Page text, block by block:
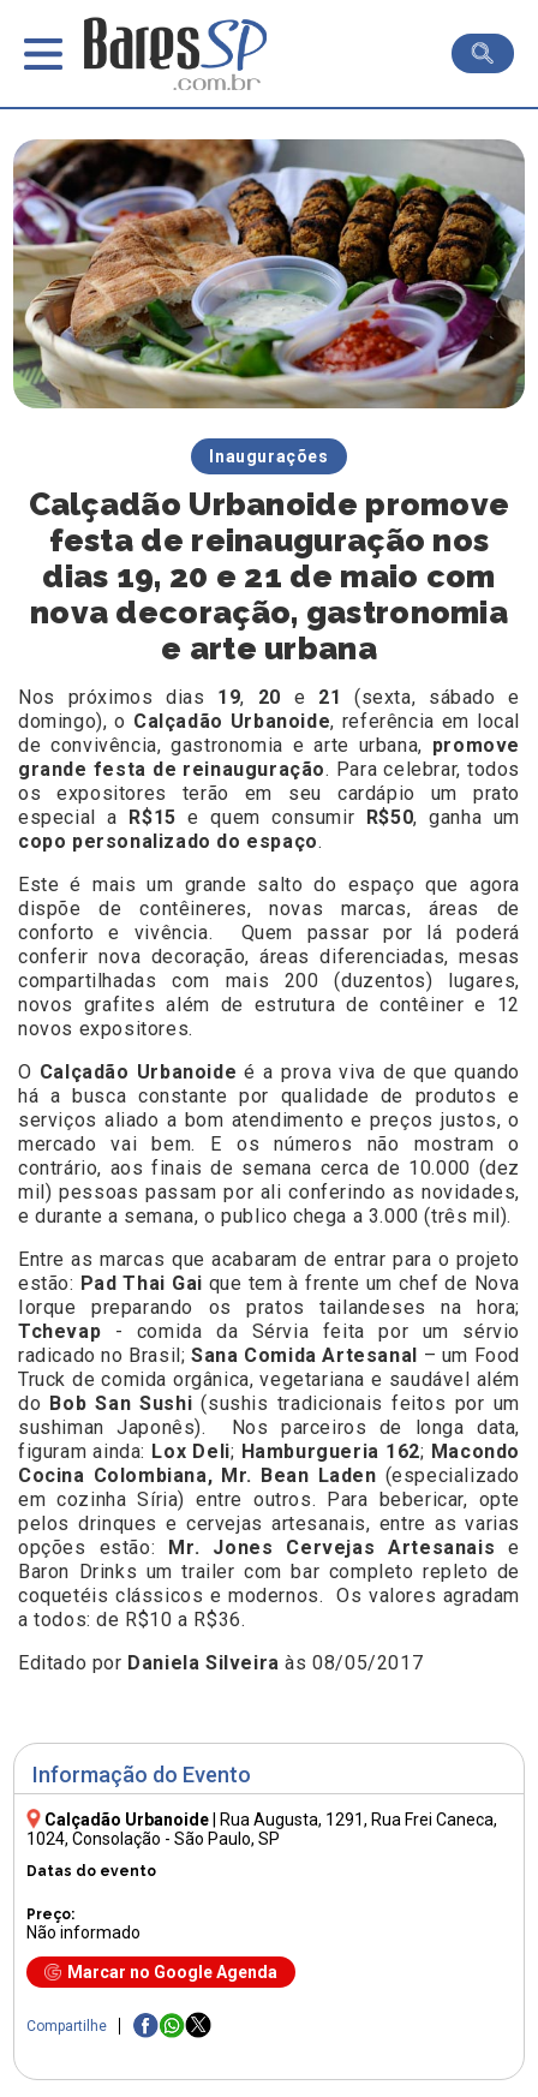
Informação do Evento
Calçadão Urbanoide Rua Augusta, 1291, Rua Frei Caneca,
1024, Consolação - São Paulo, SP
Datas do evento
Preço:
Não informado
Marcar no Google Agenda
Compartilhe
Inaugurações
Calçadão Urbanoide promove
festa de reinauguração nos
dias 19, 20 e 21 de maio com
nova decoração, gastronomia
e arte urbana
Nos próximos dias 19, 20 e 21
(sexta, sábado e
domingo), o Calçadão Urbanoide, referência em local
de convivência, gastronomia e arte urbana, promove
grande festa de reinauguração. Para celebrar, todos
os expositores terão em seu cardápio um prato
especial a
R$15e quem consumir R$50, ganha um
copo personalizado do espaço.
Este é mais um grande salto do espaço que agora
dispõe de contêineres, novas marcas, áreas de
conforto e vivência. Quem passar por lá poderá
conferir nova decoração, áreas diferenciadas, mesas
compartilhadas com mais 200 (duzentos) lugares,
novos grafites além de estrutura de contêiner e 12
novos expositores.
O Calçadão Urbanoideé a prova viva de que quando
há a busca constante por qualidade de produtos e
serviços aliado a bom atendimento e preços justos, o
mercado vai bem. E os números não mostram o
contrário, aos finais de semana cerca de 10.000 (dez
mil) pessoas passam por ali conferindo as novidades,
e durante a semana, o publico chega a 3.000 (três mil).
Entre as marcas que acabaram de entrar para o projeto
estão: Pad Thai Gai que tem à frente um chef de Nova
Iorque preparando os pratos tailandeses na hora;
Tchevap - comida da Sérvia feita por um sérvio
radicado no Brasil;Sana Comida Artesanal – um Food
Truck de comida orgânica, vegetariana e saudável além
do Bob San Sushi (sushis tradicionais feitos por um
sushiman Japonês). Nos parceiros de longa data,
figuram ainda: Lox Deli; Hamburgueria 162; Macondo
Cocina Colombiana, Mr. Bean Laden (especializado
em cozinha Síria) entre outros. Para bebericar, opte
pelos drinques e cervejas artesanais, entre as varias
opções estão:
Mr. Jones Cervejas Artesanais e
Baron Drinks um trailer com bar completo repleto de
coquetéis clássicos e modernos. Os valores agradam
a todos: de R$10 a R$36.
Editado por Daniela Silveira às 08/05/2017